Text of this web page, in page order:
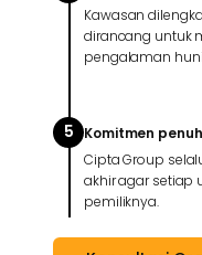
Kawasan
dirancang untuk
pengalaman
5
Komitmen
Cipta Group
akhir agar setiap
pemiliknya.